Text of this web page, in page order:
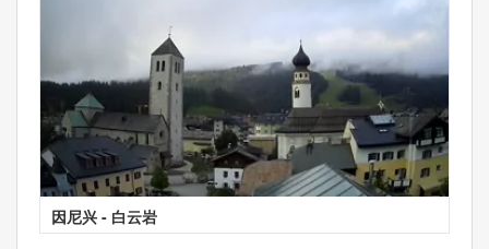
因尼兴 - 白云岩